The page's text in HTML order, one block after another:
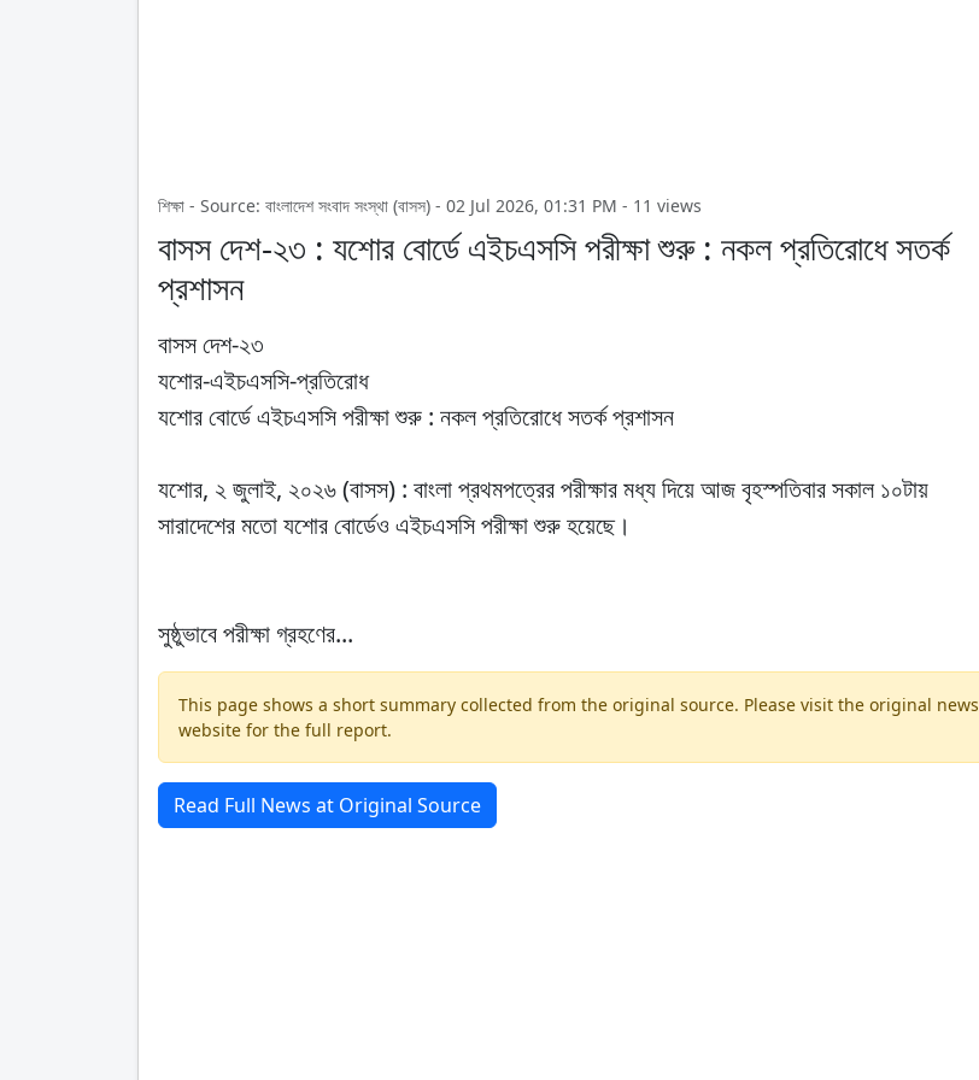
শিক্ষা - Source: বাংলাদেশ সংবাদ সংস্থা (বাসস) - 02 Jul 2026, 01:31 PM - 11 views
বাসস দেশ-২৩ : যশোর বোর্ডে এইচএসসি পরীক্ষা শুরু : নকল প্রতিরোধে সতর্ক
প্রশাসন
বাসস দেশ-২৩
যশোর-এইচএসসি-প্রতিরোধ
যশোর বোর্ডে এইচএসসি পরীক্ষা শুরু : নকল প্রতিরোধে সতর্ক প্রশাসন
যশোর, ২ জুলাই, ২০২৬ (বাসস) : বাংলা প্রথমপত্রের পরীক্ষার মধ্য দিয়ে আজ বৃহস্পতিবার সকাল ১০টায়
সারাদেশের মতো যশোর বোর্ডেও এইচএসসি পরীক্ষা শুরু হয়েছে।
সুষ্ঠুভাবে পরীক্ষা গ্রহণের...
This page shows a short summary collected from the original source. Please visit the original news
website for the full report.
Read Full News at Original Source